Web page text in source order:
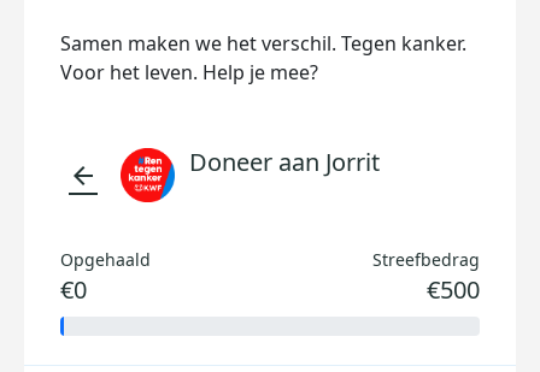
Samen maken we het verschil. Tegen kanker.
Voor het leven. Help je mee?
arrow_back Doneer aan Jorrit
Opgehaald
€0
Streefbedrag
€500